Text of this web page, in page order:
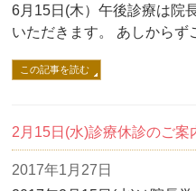
6月15日(木）午後診療は院
いただきます。 あしからず
この記事を読む
2月15日(水)診療休診のご案
2017年1月27日